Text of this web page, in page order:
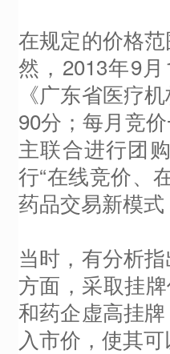
在规定的价格
然，2013年9
《广东省医疗
90分；每月竞
主联合进行团
行“在线竞价、
药品交易新模
当时，有分析
方面，采取挂
和药企虚高挂
入市价，使其